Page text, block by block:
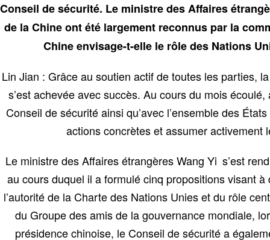
Conseil de sécurité. Le ministre des Affaires
de la Chine ont été largement reconnus par la
Chine envisage-t-elle le rôle des Nations
Lin Jian : Grâce au soutien actif de toutes les parties,
s’est achevée avec succès. Au cours du mois
Conseil de sécurité ainsi qu’avec l’ensemble des
actions concrètes et assumer
Le ministre des Affaires étrangères Wang Yi s’est
au cours duquel il a formulé cinq propositions visant
l’autorité de la Charte des Nations Unies et du rôle
du Groupe des amis de la gouvernance mondiale,
présidence chinoise, le Conseil de sécurité a